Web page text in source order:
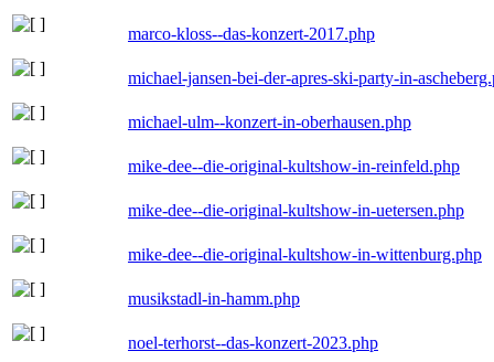
marco-kloss--das-konzert-2017.php
michael-jansen-bei-der-apres-ski-party-in-
michael-ulm--konzert-in-oberhausen.php
mike-dee--die-original-kultshow-in-reinfeld.php
mike-dee--die-original-kultshow-in-uetersen.php
mike-dee--die-original-kultshow-in-wittenburg.php
musikstadl-in-hamm.php
noel-terhorst--das-konzert-2023.php